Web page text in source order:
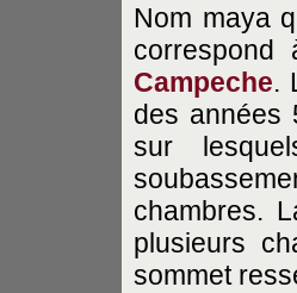
Nom maya
Campeche.
des années
sur
chambres.
plusieurs
sommet